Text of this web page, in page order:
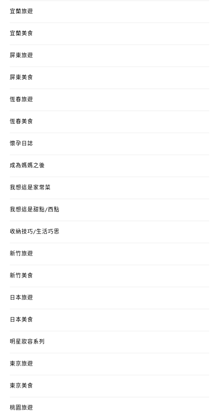
宜蘭旅遊
宜蘭美食
屏東旅遊
屏東美食
恆春旅遊
恆春美食
懷孕日誌
成為媽媽之後
我想這是家常菜
我想這是甜點/西點
收納技巧/生活巧思
新竹旅遊
新竹美食
日本旅遊
日本美食
明星妝容系列
東京旅遊
東京美食
桃園旅遊